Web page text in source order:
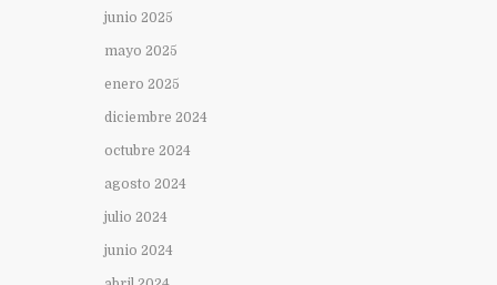
junio 2025
mayo 2025
enero 2025
diciembre 2024
octubre 2024
agosto 2024
julio 2024
junio 2024